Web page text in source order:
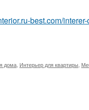
best.com/
дома Интерьер для квартиры